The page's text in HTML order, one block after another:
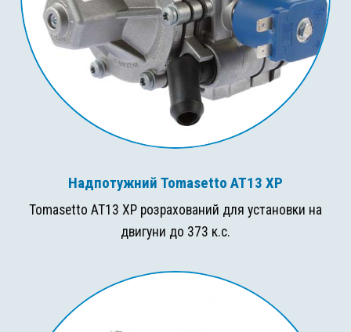
Надпотужний Tomasetto AT13 XP
Tomasetto AT13 XP розрахований для установки на
двигуни до 373 к.с.